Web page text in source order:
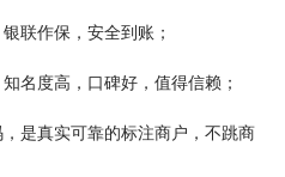
联作保，安全到账；
名度高，口碑好，值得信赖；
是真实可靠的标注商户，不跳商